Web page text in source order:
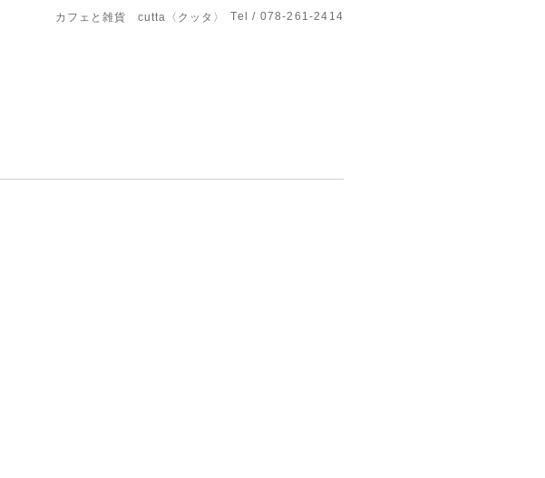
カフェと雑貨 cutta〈クッタ〉 Tel / 078-261-2414